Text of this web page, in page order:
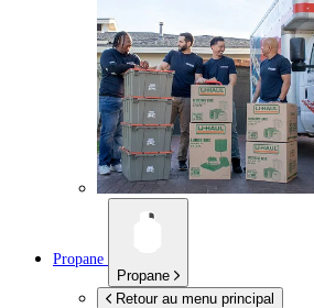
Propane
Propane
Retour au menu principal